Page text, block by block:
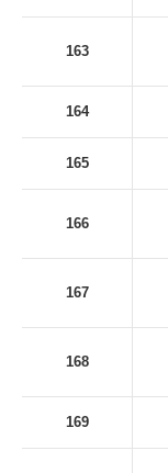
163
164
165
166
167
168
169